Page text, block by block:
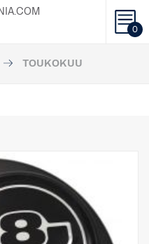
0
TOUKOKUU